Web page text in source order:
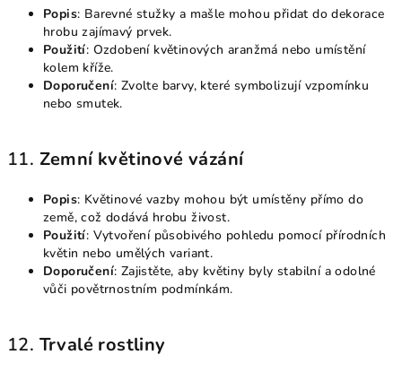
Popis: Barevné stužky a mašle mohou přidat do dekorace
hrobu zajímavý prvek.
Použití: Ozdobení květinových aranžmá nebo umístění
kolem kříže.
Doporučení: Zvolte barvy, které symbolizují vzpomínku
nebo smutek.
11. Zemní květinové vázání
Popis: Květinové vazby mohou být umístěny přímo do
země, což dodává hrobu živost.
Použití: Vytvoření působivého pohledu pomocí přírodních
květin nebo umělých variant.
Doporučení: Zajistěte, aby květiny byly stabilní a odolné
vůči povětrnostním podmínkám.
12. Trvalé rostliny